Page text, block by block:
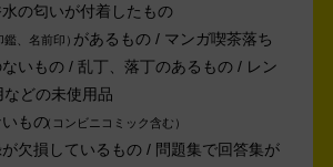
の匂いが付着したもの
鑑、名前印
があるもの / マンガ喫茶落ち
いもの / 乱丁、落丁のあるもの / レン
どの未使用品
もの コンビニコミック含む
欠損しているもの / 問題集で回答集が